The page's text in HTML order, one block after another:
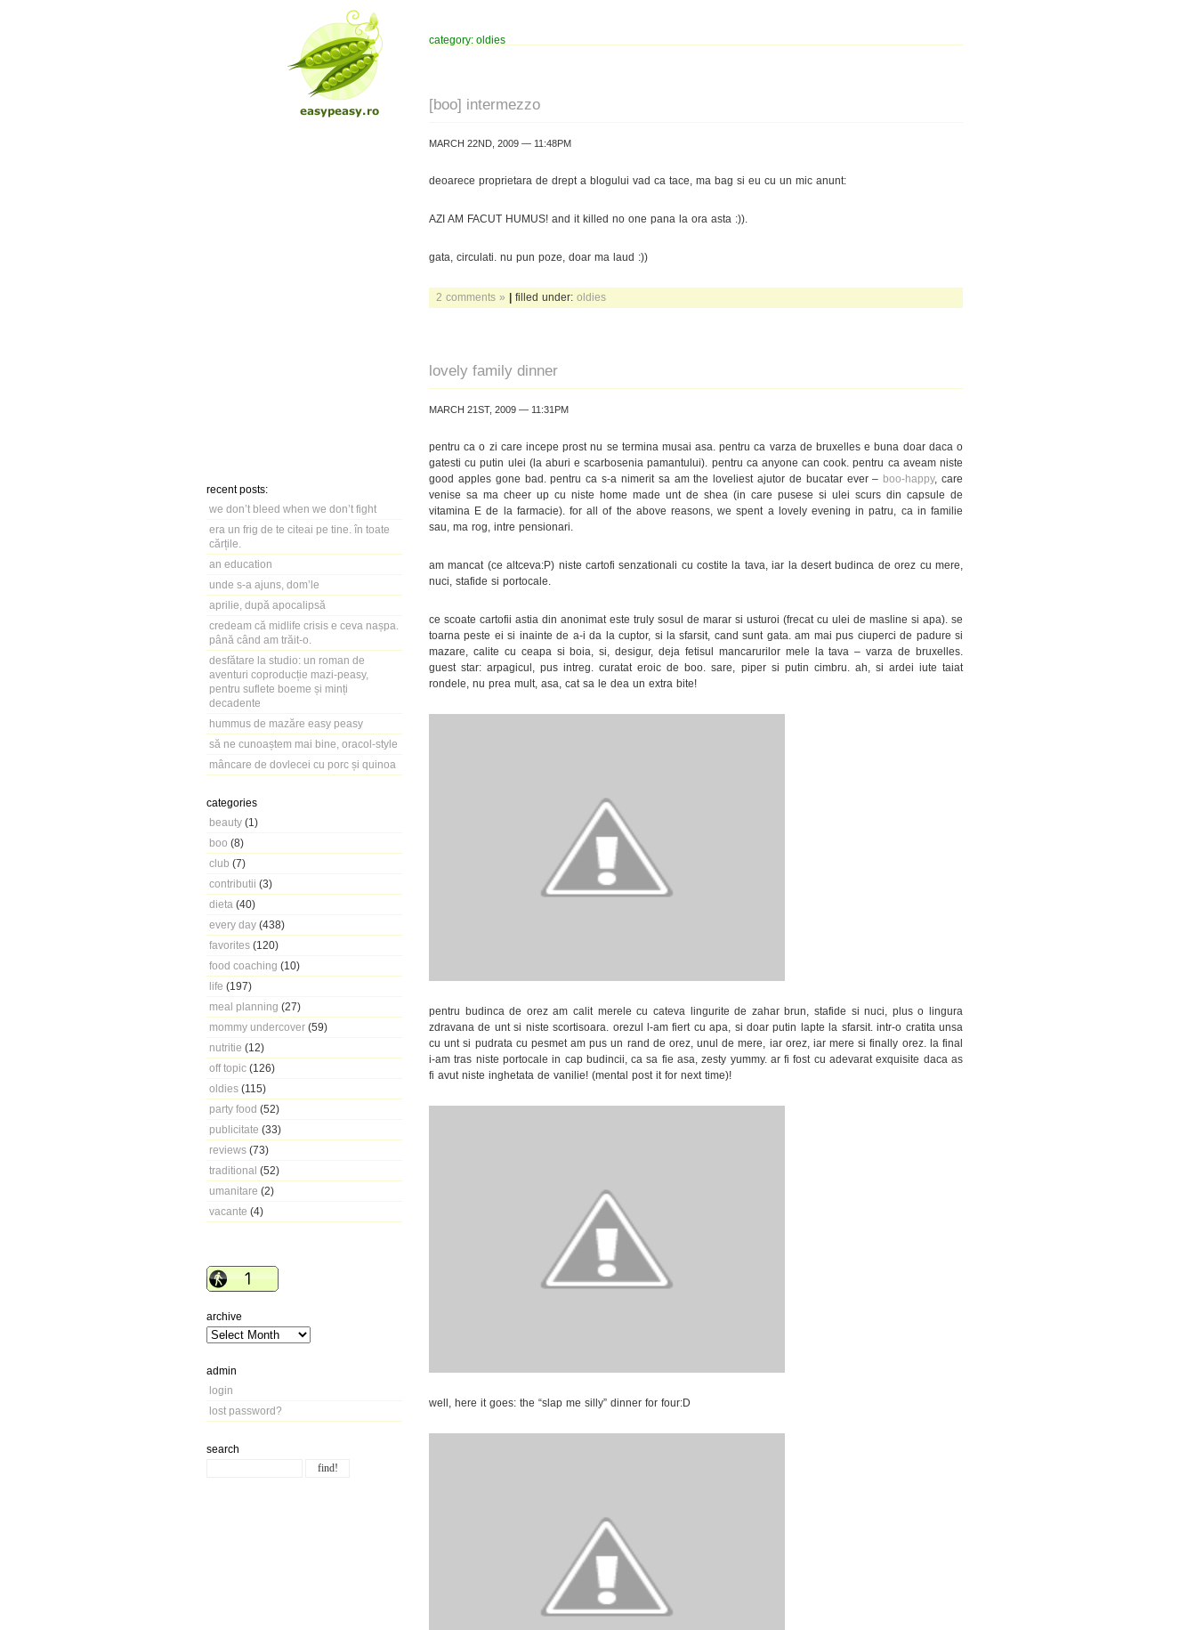
recent posts:
we don’t bleed when we don’t fight
era un frig de te citeai pe tine. în toate
cărțile.
an education
unde s-a ajuns, dom’le
aprilie, după apocalipsă
credeam că midlife crisis e ceva nașpa.
până când am trăit-o.
desfătare la studio: un roman de
aventuri coproducție mazi-peasy,
pentru suflete boeme și minți
decadente
hummus de mazăre easy peasy
să ne cunoaștem mai bine, oracol-style
mâncare de dovlecei cu porc și quinoa
categories
beauty (1)
boo (8)
club (7)
contributii (3)
dieta (40)
every day (438)
favorites (120)
food coaching (10)
life (197)
meal planning (27)
mommy undercover (59)
nutritie (12)
off topic (126)
oldies (115)
party food (52)
publicitate (33)
reviews (73)
traditional (52)
umanitare (2)
vacante (4)
archive
admin
login
lost password?
search
category: oldies
[boo] intermezzo
MARCH 22ND, 2009 — 11:48PM
deoarece proprietara de drept a blogului vad ca tace, ma bag si eu cu un mic anunt:
AZI AM FACUT HUMUS! and it killed no one pana la ora asta :)).
gata, circulati. nu pun poze, doar ma laud :))
2 comments » | filled under: oldies
lovely family dinner
MARCH 21ST, 2009 — 11:31PM
pentru ca o zi care incepe prost nu se termina musai asa. pentru ca varza de bruxelles e buna doar daca o
gatesti cu putin ulei (la aburi e scarbosenia pamantului). pentru ca anyone can cook. pentru ca aveam niste
good apples gone bad. pentru ca s-a nimerit sa am the loveliest ajutor de bucatar ever – boo-happy, care
venise sa ma cheer up cu niste home made unt de shea (in care pusese si ulei scurs din capsule de
vitamina E de la farmacie). for all of the above reasons, we spent a lovely evening in patru, ca in familie
sau, ma rog, intre pensionari.
am mancat (ce altceva:P) niste cartofi senzationali cu costite la tava, iar la desert budinca de orez cu mere,
nuci, stafide si portocale.
ce scoate cartofii astia din anonimat este truly sosul de marar si usturoi (frecat cu ulei de masline si apa). se
toarna peste ei si inainte de a-i da la cuptor, si la sfarsit, cand sunt gata. am mai pus ciuperci de padure si
mazare, calite cu ceapa si boia, si, desigur, deja fetisul mancarurilor mele la tava – varza de bruxelles.
guest star: arpagicul, pus intreg. curatat eroic de boo. sare, piper si putin cimbru. ah, si ardei iute taiat
rondele, nu prea mult, asa, cat sa le dea un extra bite!
pentru budinca de orez am calit merele cu cateva lingurite de zahar brun, stafide si nuci, plus o lingura
zdravana de unt si niste scortisoara. orezul l-am fiert cu apa, si doar putin lapte la sfarsit. intr-o cratita unsa
cu unt si pudrata cu pesmet am pus un rand de orez, unul de mere, iar orez, iar mere si finally orez. la final
i-am tras niste portocale in cap budincii, ca sa fie asa, zesty yummy. ar fi fost cu adevarat exquisite daca as
fi avut niste inghetata de vanilie! (mental post it for next time)!
well, here it goes: the “slap me silly” dinner for four:D